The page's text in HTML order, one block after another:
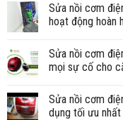
Sửa nồi cơm
hoạt động hoàn
Sửa nồi cơm
mọi sự cố cho
Sửa nồi cơm
dụng tối ưu nhất